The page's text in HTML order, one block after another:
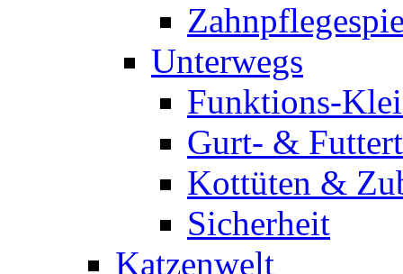
Unterwegs
Funktions-
Gurt- &
Kottüten &
Sicherheit
Katzenwelt